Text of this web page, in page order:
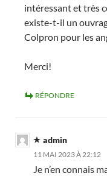
intéressant et très
existe-t-il un
Colpron pour les
Merci!
RÉPONDRE
admin
11 MAI 2023 À 22:12
Je n’en connais